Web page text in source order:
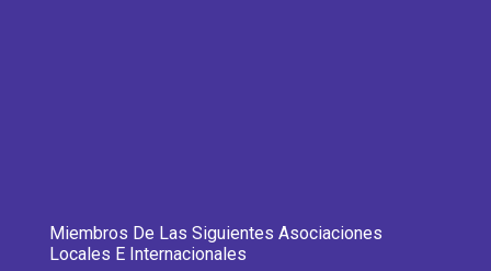
Miembros De Las Siguientes Asociaciones
Locales E Internacionales